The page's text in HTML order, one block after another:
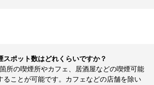
スポット数はどれくらいですか？
所の喫煙所やカフェ、居酒屋などの喫煙可能
ることが可能です。カフェなどの店舗を除い